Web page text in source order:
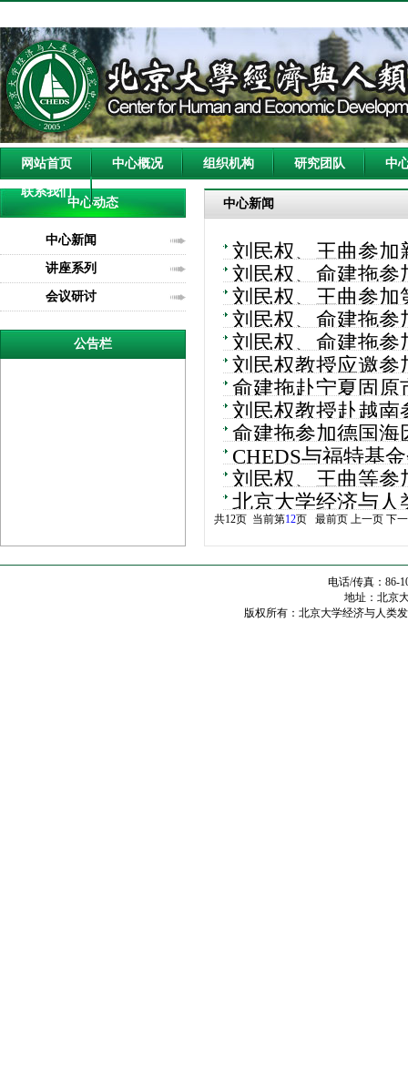
网站首页 中心概况 组织机构 研究团队 中
联系我们
中心动态
中心新闻
讲座系列
会议研讨
公告栏
中心新闻
刘民权、王曲参加
刘民权、俞建拖参
刘民权、王曲参加
健学术大会
刘民权、俞建拖参
刘民权、俞建拖参
刘民权教授应邀参
俞建拖赴宁夏固原
刘民权教授赴越南
俞建拖参加德国海
CHEDS与福特基
刘民权、王曲等参
北京大学经济与人
共12页 当前第12页 最前页 上一页 下
电话/传真：86-
地址：北京
版权所有：北京大学经济与人类